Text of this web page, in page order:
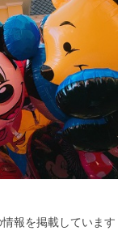
報を掲載しています